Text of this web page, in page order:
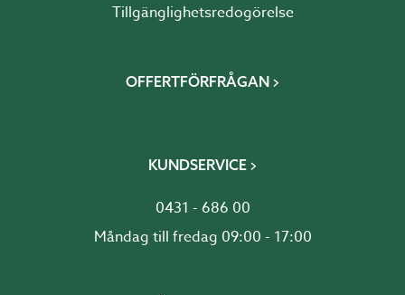
Tillgänglighetsredogörelse
OFFERTFÖRFRÅGAN
KUNDSERVICE
0431 - 686 00
Måndag till fredag 09:00 - 17:00